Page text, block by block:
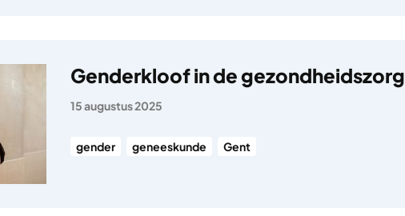
Genderkloof in de gezondheidszorg
15 augustus 2025
gender geneeskunde Gent